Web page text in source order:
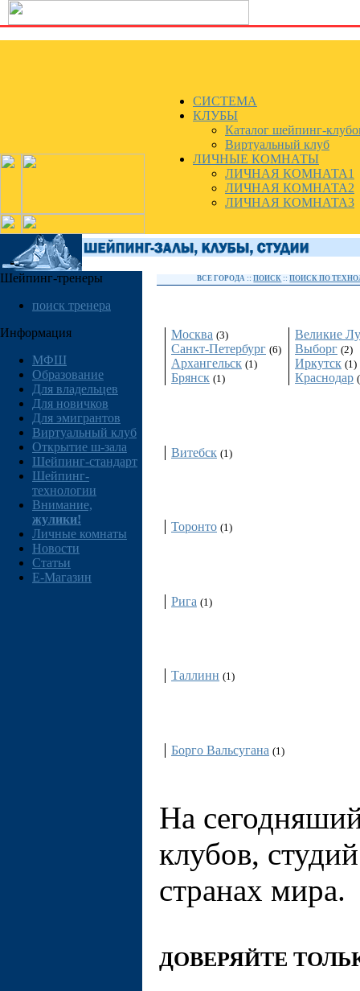
СИСТЕМА
КЛУБЫ
Каталог шейпинг-
Виртуальный клуб
ЛИЧНЫЕ КОМНАТЫ
ЛИЧНАЯ КОМНАТА1
ЛИЧНАЯ КОМНАТА2
ЛИЧНАЯ КОМНАТА3
Шейпинг-тренеры
поиск тренера
Информация
МФШ
Образование
Для владельцев
Для новичков
Для эмигрантов
Виртуальный клуб
Открытие ш-зала
Шейпинг-стандарт
Шейпинг-
технологии
Внимание,
жулики!
Личные комнаты
Новости
Статьи
E-Магазин
ВСЕ ГОРОДА ::ПОИСК ::ПОИСК ПО
Москва (3)
Санкт-Петербург (6)
Архангельск (1)
Брянск (1)
Великие
Выборг (2)
Иркутск (1)
Краснодар
Витебск (1)
Торонто (1)
Рига (1)
Таллинн (1)
Борго Вальсугана (1)
На
клубов,
странах мира.
ДОВЕРЯЙТЕ